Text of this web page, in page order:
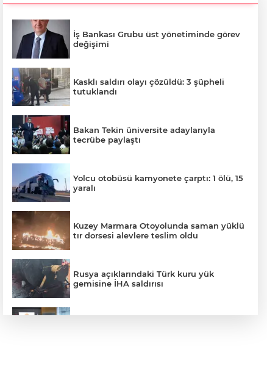
İş Bankası Grubu üst yönetiminde görev
değişimi
Kasklı saldırı olayı çözüldü: 3 şüpheli
tutuklandı
Bakan Tekin üniversite adaylarıyla
tecrübe paylaştı
Yolcu otobüsü kamyonete çarptı: 1 ölü, 15
yaralı
Kuzey Marmara Otoyolunda saman yüklü
tır dorsesi alevlere teslim oldu
Rusya açıklarındaki Türk kuru yük
gemisine İHA saldırısı